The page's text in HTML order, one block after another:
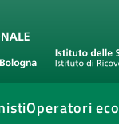
Operatori